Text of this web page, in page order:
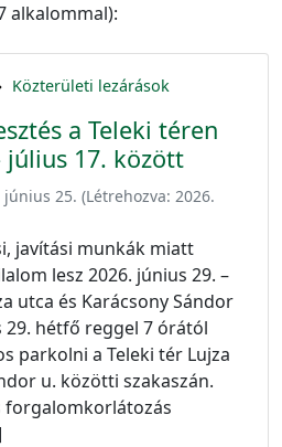
alkalommal):
Közterületi lezárások
a Teleki téren
július 17. között
június 25. (Létrehozva: 2026.
javítási munkák miatt
lesz 2026. június 29. –
utca és Karácsony Sándor
29. hétfő reggel 7 órától
parkolni a Teleki tér Lujza
u. közötti szakaszán.
forgalomkorlátozás